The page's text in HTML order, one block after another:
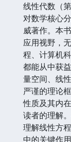
线性代数（
对数学核心
威著作。本
应用视野，
程、计算机
都能从中获
量空间、线
严谨的理论
性质及其内
读者的理解
理解线性方
中的关键作